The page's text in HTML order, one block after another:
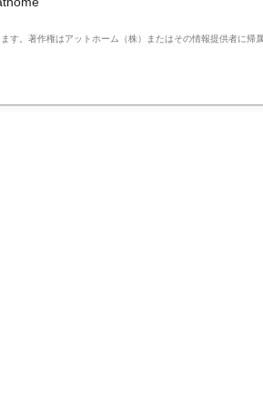
。著作権はアットホーム（株）またはその情報提供者に帰属